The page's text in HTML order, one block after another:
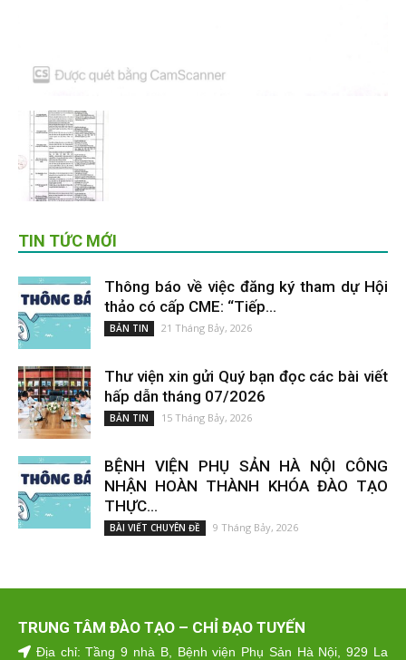
TIN TỨC MỚI
Thông báo về việc đăng ký tham dự Hội
thảo có cấp CME: “Tiếp...
BẢN TIN 21 Tháng Bảy, 2026
Thư viện xin gửi Quý bạn đọc các bài viết
hấp dẫn tháng 07/2026
BẢN TIN 15 Tháng Bảy, 2026
BỆNH VIỆN PHỤ SẢN HÀ NỘI CÔNG
NHẬN HOÀN THÀNH KHÓA ĐÀO TẠO
THỰC...
BÀI VIẾT CHUYÊN ĐỀ 9 Tháng Bảy, 2026
TRUNG TÂM ĐÀO TẠO – CHỈ ĐẠO TUYẾN
Địa chỉ: Tầng 9 nhà B, Bệnh viện Phụ Sản Hà Nội, 929 La